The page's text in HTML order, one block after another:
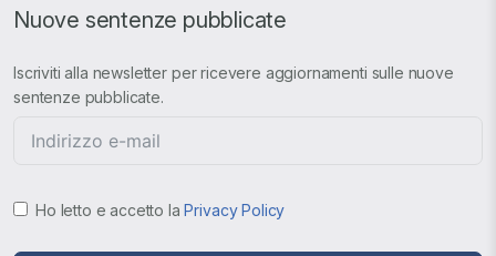
Nuove sentenze pubblicate
Iscriviti alla newsletter per ricevere aggiornamenti sulle nuove
sentenze pubblicate.
Ho letto e accetto laPrivacy Policy